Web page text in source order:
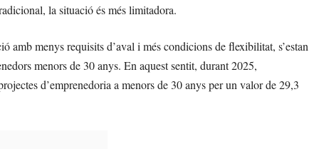
la situació és més limitadora.
amb menys requisits d’aval i més condicions de flexibilitat, s’estan
menors de 30 anys. En aquest sentit, durant 2025,
d’emprenedoria a menors de 30 anys per un valor de 29,3